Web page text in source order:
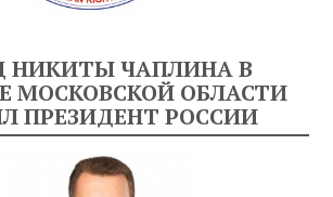
НИКИТЫ ЧАПЛИНА В
МОСКОВСКОЙ ОБЛАСТИ
ПРЕЗИДЕНТ РОССИИ